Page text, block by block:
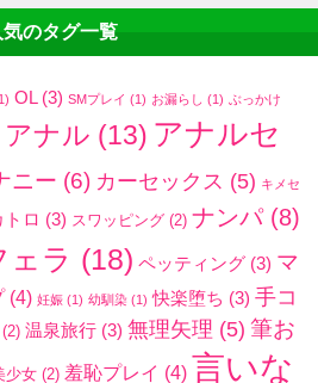
気のタグ一覧
OL(3) SMプレイ (1) お漏らし (1) ぶっかけ
アナル (13) アナルセ
ニー (6) カーセックス (5) キメセ
トロ (3) スワッピング (2) ナンパ(8)
ェラ (18) ペッティング (3) マ
(4) 妊娠 (1) 幼馴染 (1) 快楽堕ち (3) 手コ
(2) 温泉旅行 (3) 無理矢理 (5) 筆お
少女 (2) 羞恥プレイ (4) 言いな